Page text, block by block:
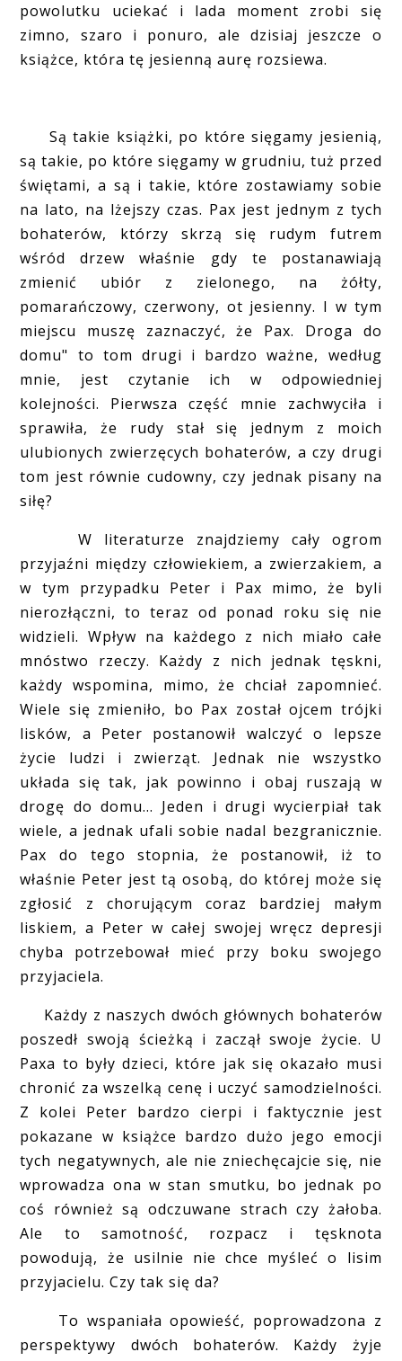
powolutku uciekać i lada moment zrobi się
zimno, szaro i ponuro, ale dzisiaj jeszcze o
książce, która tę jesienną aurę rozsiewa.
Są takie książki, po które sięgamy jesienią,
są takie, po które sięgamy w grudniu, tuż przed
świętami, a są i takie, które zostawiamy sobie
na lato, na lżejszy czas. Pax jest jednym z tych
bohaterów, którzy skrzą się rudym futrem
wśród drzew właśnie gdy te postanawiają
zmienić ubiór z zielonego, na żółty,
pomarańczowy, czerwony, ot jesienny. I w tym
miejscu muszę zaznaczyć, że Pax. Droga do
domu" to tom drugi i bardzo ważne, według
mnie, jest czytanie ich w odpowiedniej
kolejności. Pierwsza część mnie zachwyciła i
sprawiła, że rudy stał się jednym z moich
ulubionych zwierzęcych bohaterów, a czy drugi
tom jest równie cudowny, czy jednak pisany na
siłę?
W literaturze znajdziemy cały ogrom
przyjaźni między człowiekiem, a zwierzakiem, a
w tym przypadku Peter i Pax mimo, że byli
nierozłączni, to teraz od ponad roku się nie
widzieli. Wpływ na każdego z nich miało całe
mnóstwo rzeczy. Każdy z nich jednak tęskni,
każdy wspomina, mimo, że chciał zapomnieć.
Wiele się zmieniło, bo Pax został ojcem trójki
lisków, a Peter postanowił walczyć o lepsze
życie ludzi i zwierząt. Jednak nie wszystko
układa się tak, jak powinno i obaj ruszają w
drogę do domu... Jeden i drugi wycierpiał tak
wiele, a jednak ufali sobie nadal bezgranicznie.
Pax do tego stopnia, że postanowił, iż to
właśnie Peter jest tą osobą, do której może się
zgłosić z chorującym coraz bardziej małym
liskiem, a Peter w całej swojej wręcz depresji
chyba potrzebował mieć przy boku swojego
przyjaciela.
Każdy z naszych dwóch głównych bohaterów
poszedł swoją ścieżką i zaczął swoje życie. U
Paxa to były dzieci, które jak się okazało musi
chronić za wszelką cenę i uczyć samodzielności.
Z kolei Peter bardzo cierpi i faktycznie jest
pokazane w książce bardzo dużo jego emocji
tych negatywnych, ale nie zniechęcajcie się, nie
wprowadza ona w stan smutku, bo jednak po
coś również są odczuwane strach czy żałoba.
Ale to samotność, rozpacz i tęsknota
powodują, że usilnie nie chce myśleć o lisim
przyjacielu. Czy tak się da?
To wspaniała opowieść, poprowadzona z
perspektywy dwóch bohaterów. Każdy żyje